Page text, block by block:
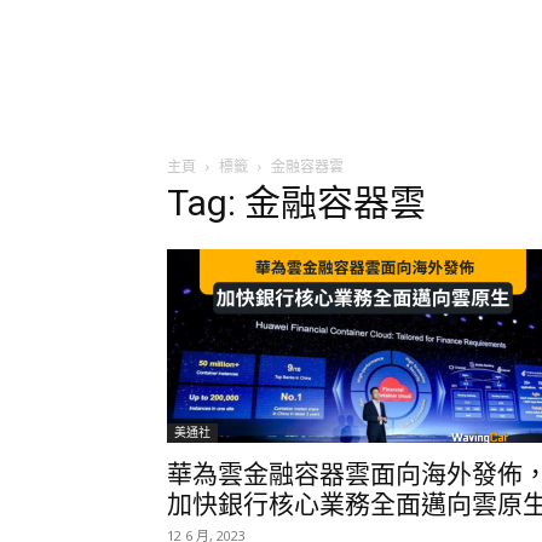
主頁 標籤 金融容器雲
Tag: 金融容器雲
美通社
華為雲金融容器雲面向海外發佈
加快銀行核心業務全面邁向雲原
12 6 月, 2023